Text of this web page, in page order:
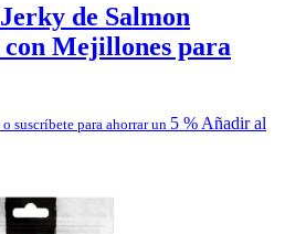
de Salmon
Mejillones para
o suscríbete para ahorrar un 5 % Añadir al